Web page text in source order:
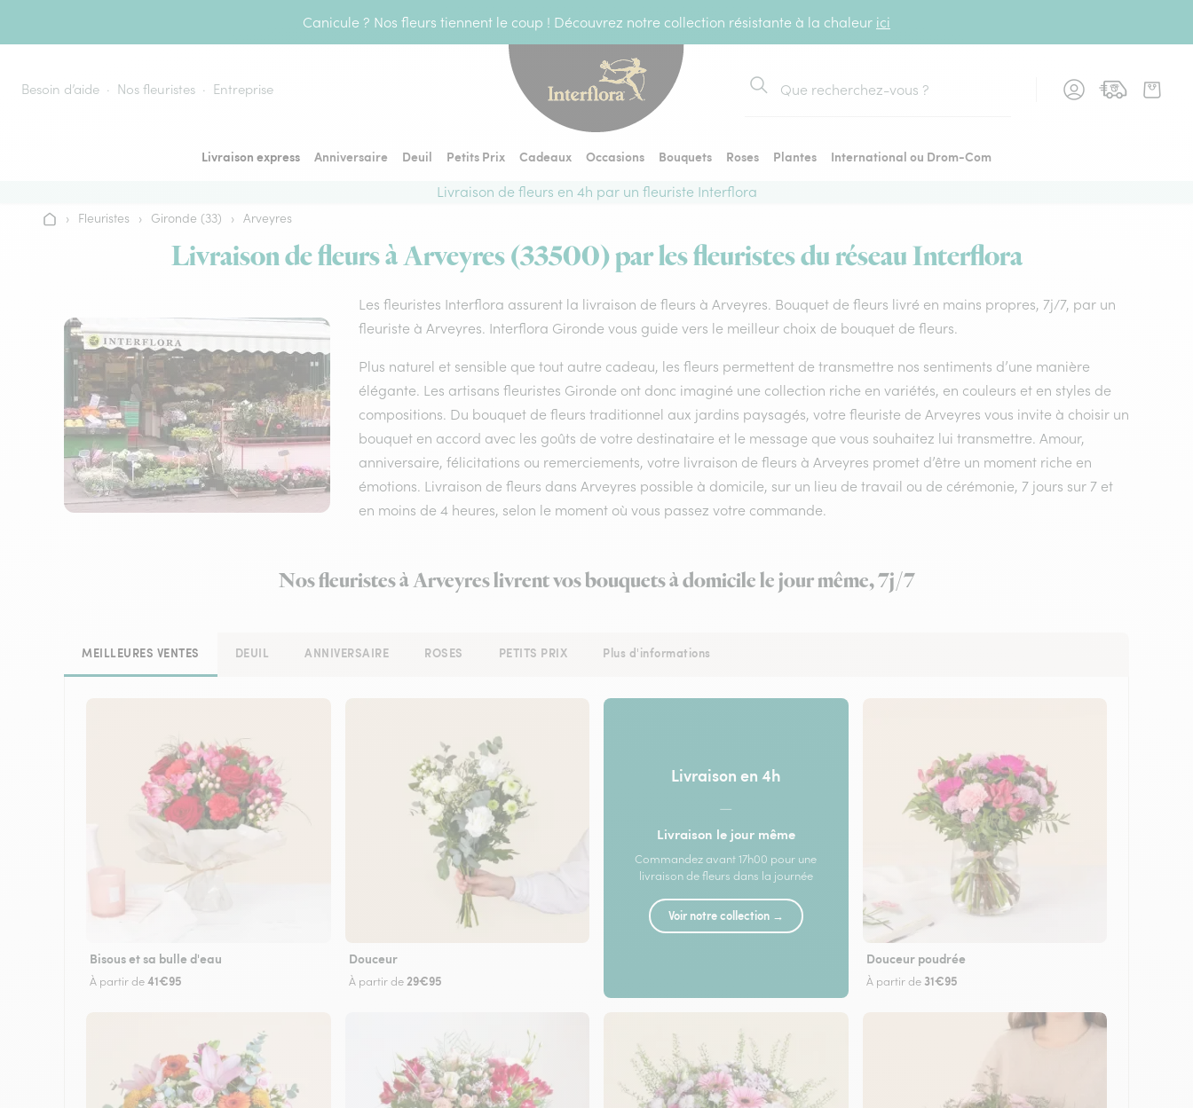
Canicule ? Nos fleurs tiennent le coup ! Découvrez notre collection résistante à la chaleur ici
Besoin d’aide Nos fleuristes Entreprise
Rechercher
Livraison express Anniversaire Deuil Petits Prix Cadeaux Occasions Bouquets Roses Plantes
International ou Drom-Com
Livraison de fleurs en 4h par un fleuriste Interflora
Accueil
› Fleuristes › Gironde (33) › Arveyres
Livraison de fleurs à Arveyres (33500) par les fleuristes du réseau Interflora
Les fleuristes Interflora assurent la livraison de fleurs à Arveyres. Bouquet de fleurs livré en mains propres, 7j/7, par un
fleuriste à Arveyres. Interflora Gironde vous guide vers le meilleur choix de bouquet de fleurs.
Plus naturel et sensible que tout autre cadeau, les fleurs permettent de transmettre nos sentiments d’une manière
élégante. Les artisans fleuristes Gironde ont donc imaginé une collection riche en variétés, en couleurs et en styles de
compositions. Du bouquet de fleurs traditionnel aux jardins paysagés, votre fleuriste de Arveyres vous invite à choisir un
bouquet en accord avec les goûts de votre destinataire et le message que vous souhaitez lui transmettre. Amour,
anniversaire, félicitations ou remerciements, votre livraison de fleurs à Arveyres promet d’être un moment riche en
émotions. Livraison de fleurs dans Arveyres possible à domicile, sur un lieu de travail ou de cérémonie, 7 jours sur 7 et
en moins de 4 heures, selon le moment où vous passez votre commande.
Nos fleuristes à Arveyres livrent vos bouquets à domicile le jour même, 7j/7
MEILLEURES VENTES DEUIL ANNIVERSAIRE ROSES PETITS PRIX Plus d'informations
Bisous et sa bulle d'eau
À partir de41€95
Douceur
À partir de 29€95
Livraison en 4h
—
Livraison le jour même
Commandez avant 17h00 pour une
livraison de fleurs dans la journée
Voir notre collection →
Douceur poudrée
À partir de 31€95